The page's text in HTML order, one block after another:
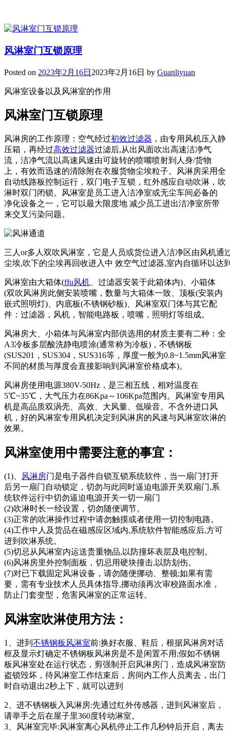
风淋室门互锁原理
Posted on 2023年2月16日 2023年2月16日 by Guanliyuan
风淋室设备以及风淋室的作用
风淋室门互锁原理
风淋房的工作原理：空气经过初效过滤器 ，由专用风机压入静
压箱，再经过高效过滤器过滤后,从出风面吹出高速洁净气
流，洁净气流以高速风速由可旋转的喷嘴喷射到人身/货物
上，有效而迅速的清除附在衣服货物尘埃粒子。风淋房采用全
自动线路板控制运行，双门电子互锁，红外感应自动吹淋，吹
淋时双门闭锁。风淋室是员工进入洁净室或无尘车间必备的
净化设备之一，它可以最大限度地 减少员工进出洁净室所带
来交叉污染问题。
三人or多人双吹风淋室，它是人员或货位进入洁净区由风机
尘埃,吹下的尘埃再回收进入中 效空气过滤器,室内自循环以达
风淋室由大箱体(ffu风机 、过滤器安装于此箱体内)、小箱体
(双吹风淋房此侧安装喷嘴，数量与大箱体一致、顶板(安装内
嵌式照明灯)、内底板(不锈钢砂板)、风淋室双门体与其它配
件：过滤器，风机，智能电路板，喷嘴，照明灯等组成。
风淋房大、小箱体与风淋室内部供选用的材质主要有二种：全
A3冷板多层酸洗静电喷涂(通常称为冷板)，不锈钢板
(SUS201，SUS304，SUS316等，厚度一般为0.8~1.5mm风淋室
不同的材质与厚度会直接影响到风淋室价格成本)。
风淋房使用电源380V-50Hz，是三相五线，相对温度在
5℃~35℃，大气压力在86Kpa～106Kpa范围内。风淋室专用风
机是高品质双涡壳、高效、大风量、低噪音。不含外进口风
机，好的风淋室专用风机决定到风淋房的风速与风淋室吹淋的
效果。
风淋室使用中需要注意的事宜：
(1)、 风淋房门是电子器件自锁互锁系统软件，当一扇门打开
后另一扇门自动锁定，切勿与此同时逼迫电源开关双扇门,系
统软件运行中切勿逼迫电源开关一切一扇门
(2)吹淋时长一经设置，切勿随便调节。
(3)正常的吹淋操作过程中请勿触摸或者使用一切控制电路。
(4)工作中人及货品在磁感应区域内,系统软件智能感应后,方可
进到吹淋系统。
(5)切忌从风淋室内运送贵重物品,以防撞坏表层及电控制。
(6)风淋房里外控制面板，切忌用硬块撞击,以防划伤。
(7)对已下载固定风淋设备，请勿随便挪动、整顿;如果有需
要，需有专业技术人员具体指导,挪动须再次审校路面水准，
防止门套变型，危害风淋室的正常运转。
风淋室吹淋使用方法：
1、进到 不锈钢板风淋室前:换好衣服、鞋后，根据风淋房对话
框及显示灯确定不锈钢板风淋房是不是闲置不用;假如不锈钢
板风淋室处在运行状态，剪强制开启风淋房门，造成风淋室防
盗锁毁坏，待风淋室工作结束后，房间内工作人员离去，出门
时自动退出2秒上下，就可以进到
2、进不锈钢板入风淋房:先通过红外传感器，进到风淋室后，
请举手之后在屋子里360度转动淋室。
3、风淋室完毕:风淋室离心风机停止工作几秒钟后开启，离去